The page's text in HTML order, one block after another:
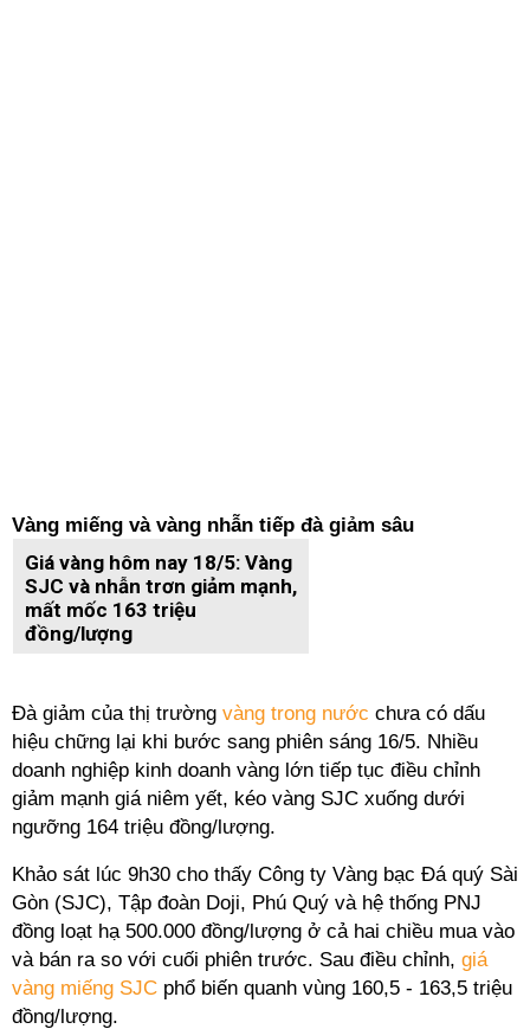
Vàng miếng và vàng nhẫn tiếp đà giảm sâu
Giá vàng hôm nay 18/5: Vàng
SJC và nhẫn trơn giảm mạnh,
mất mốc 163 triệu
đồng/lượng
Đà giảm của thị trường vàng trong nước chưa có dấu
hiệu chững lại khi bước sang phiên sáng 16/5. Nhiều
doanh nghiệp kinh doanh vàng lớn tiếp tục điều chỉnh
giảm mạnh giá niêm yết, kéo vàng SJC xuống dưới
ngưỡng 164 triệu đồng/lượng.
Khảo sát lúc 9h30 cho thấy Công ty Vàng bạc Đá quý Sài
Gòn (SJC), Tập đoàn Doji, Phú Quý và hệ thống PNJ
đồng loạt hạ 500.000 đồng/lượng ở cả hai chiều mua vào
và bán ra so với cuối phiên trước. Sau điều chỉnh, giá
vàng miếng SJC phổ biến quanh vùng 160,5 - 163,5 triệu
đồng/lượng.